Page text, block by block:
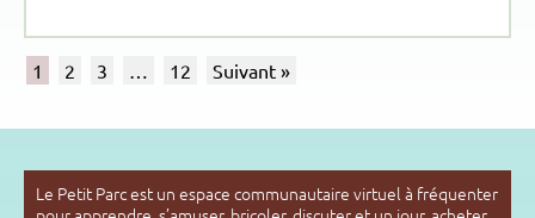
1 2 3 … 12 Suivant »
Le Petit Parc est un espace communautaire virtuel à fréquenter